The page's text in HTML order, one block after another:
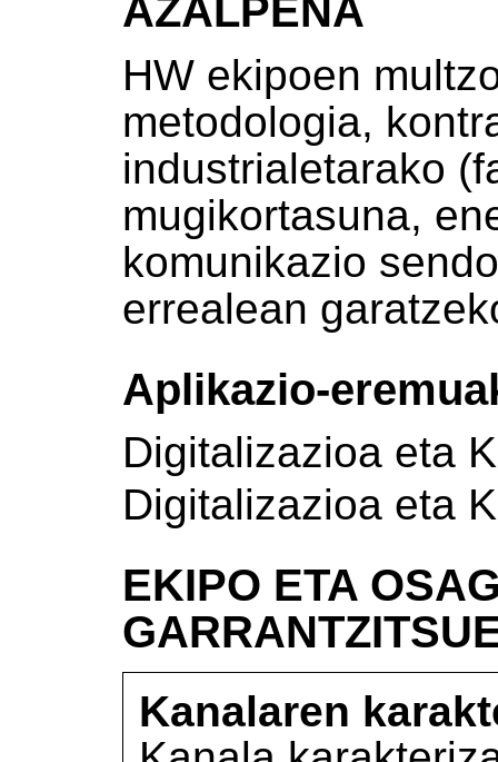
AZALPENA
HW ekipoen
metodologia,
industrialetarako
mugikortasuna,
komunikazio
errealean
Aplikazio-
Digitalizazioa eta
Digitalizazioa eta
EKIPO ETA
Kanalaren